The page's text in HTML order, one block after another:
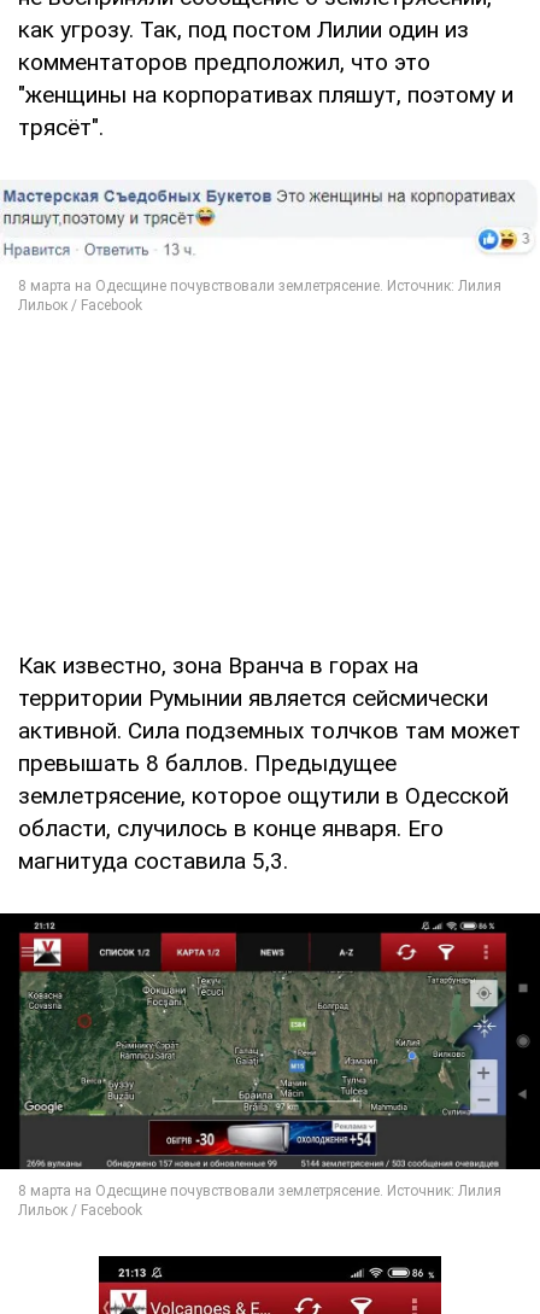
как угрозу. Так, под постом Лилии один из
комментаторов предположил, что это
"женщины на корпоративах пляшут, поэтому и
трясёт".
Как известно, зона Вранча в горах на
территории Румынии является сейсмически
активной. Сила подземных толчков там может
превышать 8 баллов. Предыдущее
землетрясение, которое ощутили в Одесской
области, случилось в конце января. Его
магнитуда составила 5,3.